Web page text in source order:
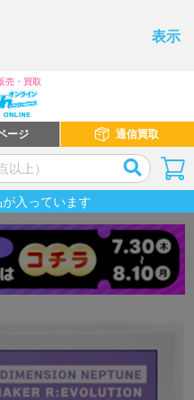
表示
売・買取
ージ 通信買取
入っています